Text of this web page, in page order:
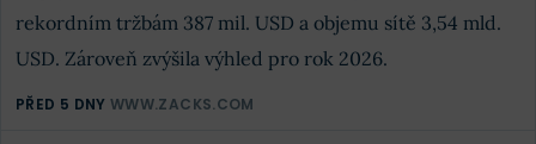
rekordním tržbám 387 mil. USD a objemu sítě 3,54 mld.
USD. Zároveň zvýšila výhled pro rok 2026.
PŘED 5 DNY WWW.ZACKS.COM